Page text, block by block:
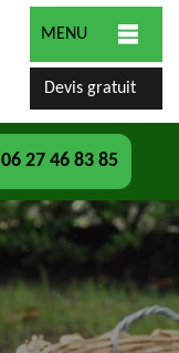
MENU
Devis gratuit
06 27 46 83 85